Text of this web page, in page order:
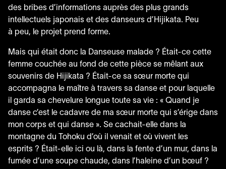
des bribes d’informations auprès des plus grands
intellectuels japonais et des danseurs d’Hijikata. Peu
à peu, le projet prend forme.
Mais qui était donc la Danseuse malade ? Était-ce cette
femme couchée au fond de cette pièce se mêlant aux
souvenirs de Hijikata ? Était-ce sa sœur morte qui
accompagna le maître à travers sa danse et pour laquelle
il garda sa chevelure longue toute sa vie : « Quand je
danse c’est le cadavre de ma sœur morte qui s’érige dans
mon corps et qui danse ». Se cachait-elle dans la
montagne du Tohoku d’où il venait et où vivent les
esprits ? Était-elle ici ou là, dans la fente d’un mur, dans la
fumée d’une soupe chaude, dans l’haleine d’un bœuf ?